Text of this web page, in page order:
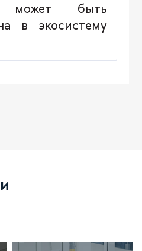
может быть
в экосистему